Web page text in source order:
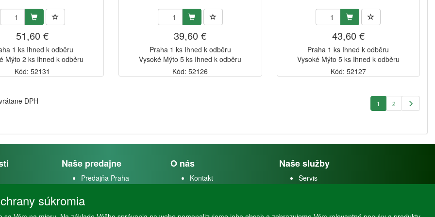
51,60 €
1 ks Ihned k odběru
Mýto 2 ks Ihned k odběru
Kód: 52131
39,60 €
Praha 1 ks Ihned k odběru
Vysoké Mýto 5 ks Ihned k odběru
Kód: 52126
43,60 €
Praha 1 ks Ihned k odběru
Vysoké Mýto 5 ks Ihned k odběru
Kód: 52127
DPH 1 2
Naše predajne
Predajňa Praha
O nás
Kontakt
Naše služby
Servis
súkromia